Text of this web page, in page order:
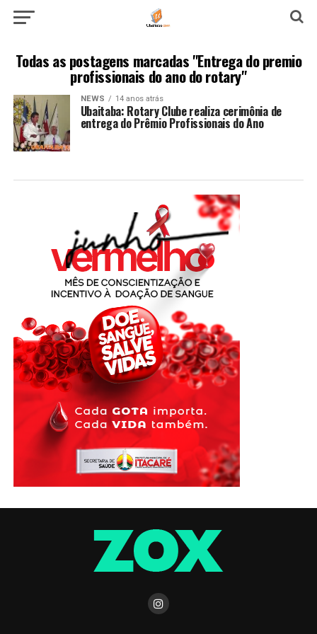
Todas as postagens marcadas "Entrega do premio
profissionais do ano do rotary"
NEWS 14 anos atrás
Ubaitaba: Rotary Clube realiza cerimônia de
entrega do Prêmio Profissionais do Ano